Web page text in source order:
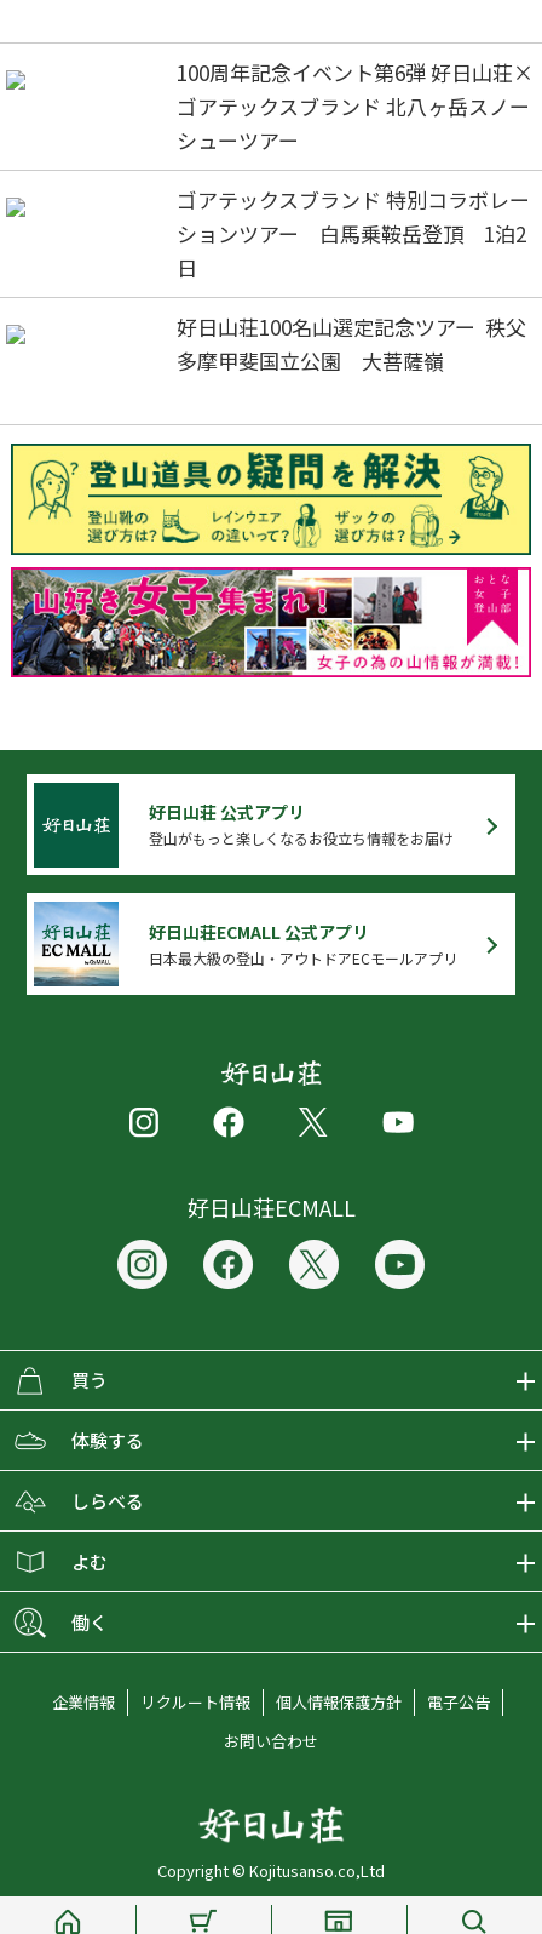
100周年記念イベント第6弾 好日山荘×
ゴアテックスブランド 北八ヶ岳スノー
シューツアー
ゴアテックスブランド 特別コラボレー
ションツアー 白馬乗鞍岳登頂 1泊2
日
好日山荘100名山選定記念ツアー 秩父
多摩甲斐国立公園 大菩薩嶺
好日山荘 公式アプリ
登山がもっと楽しくなるお役立ち情報をお届け
好日山荘ECMALL 公式アプリ
日本最大級の登山・アウトドアECモールアプリ
好日山荘ECMALL
買う
ECMALLの商品をさがす
取り扱いブランド一覧
ショップブログ
会員募集
体験する
おとな女子登山部
グラビティリサーチ
しらべる
登山レポート
オンラインコンシェルジュ
よむ
好日山荘マガジン
働く
アルバイト採用情報
社員メッセージ
企業情報 リクルート情報 個人情報保護方針
電子公告
お問い合わせ
Copyright © Kojitusanso.co,Ltd